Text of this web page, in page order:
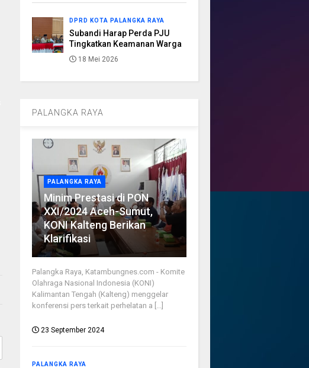
DPRD KOTA PALANGKA RAYA
Subandi Harap Perda PJU
Tingkatkan Keamanan Warga
18 Mei 2026
PALANGKA RAYA
PALANGKA RAYA
Minim Prestasi di PON
XXI/2024 Aceh-Sumut,
KONI Kalteng Berikan
Klarifikasi
Palangka Raya, Katambungnes.com - Komite
Olahraga Nasional Indonesia (KONI)
Kalimantan Tengah (Kalteng) menggelar
konferensi pers terkait perhelatan a [...]
23 September 2024
PALANGKA RAYA